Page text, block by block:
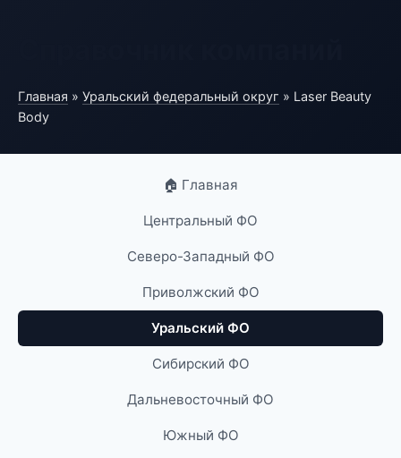
Главная » Уральский федеральный округ » Laser Beauty
Body
🏠 Главная
Центральный ФО
Северо-Западный ФО
Приволжский ФО
Уральский ФО
Сибирский ФО
Дальневосточный ФО
Южный ФО